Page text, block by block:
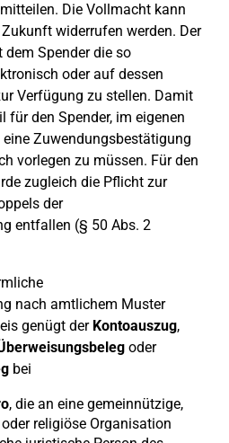
Die Vollmacht kann
widerrufen werden. Der
Spender die so
oder auf dessen
Verfügung zu stellen. Damit
für den Spender, im eigenen
Zuwendungsbestätigung
vorlegen zu müssen. Für den
zugleich die Pflicht zur
der
entfallen (§ 50 Abs. 2
nach amtlichem Muster
genügt der Kontoauszug,
oder
bei
, die an eine gemeinnützige,
religiöse Organisation